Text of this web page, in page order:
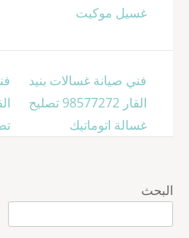
غسيل موكيت
تصفّح
المقالات
فني صيانة غسالات بنيد
القار 98577272 تصليح
غسالة اتوماتيك
البحث